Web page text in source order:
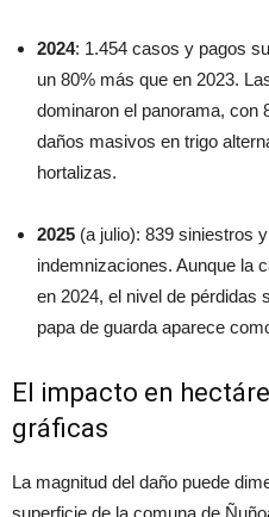
2024: 1.454 casos y pagos
un 80% más que en 2023.
dominaron el panorama, con
daños masivos en trigo
hortalizas.
2025 (a julio): 839 siniestros
indemnizaciones. Aunque la
en 2024, el nivel de pérdidas
papa de guarda aparece
El impacto en
gráficas
La magnitud del daño puede
superficie de la comuna de